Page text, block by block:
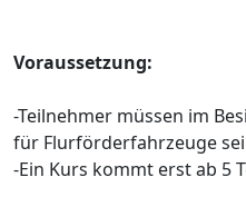
Voraussetzung:
-Teilnehmer müssen im
für Flurförderfahrzeuge
-Ein Kurs kommt erst ab 5